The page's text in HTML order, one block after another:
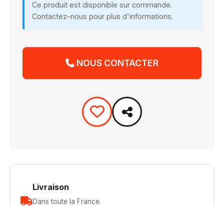
Ce produit est disponible sur commande.
Contactez-nous pour plus d'informations.
NOUS CONTACTER
Livraison
Dans toute la France.